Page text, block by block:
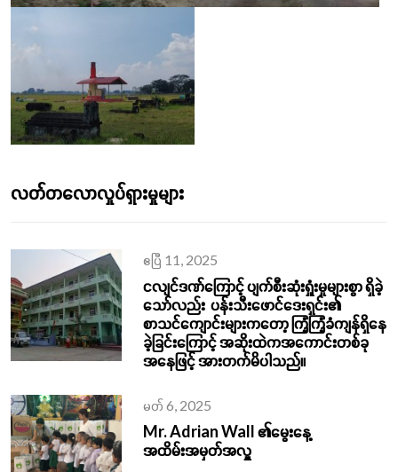
လတ်တလောလှုပ်ရှားမှုများ
ဧပြီ 11, 2025
ငလျင်ဒဏ်ကြောင့် ပျက်စီးဆုံးရှုံးမှုများစွာ ရှိခဲ့
သော်လည်း ပန်းသီးဖောင်ဒေးရှင်း၏
စာသင်ကျောင်းများကတော့ ကြံ့ကြံ့ခံကျန်ရှိနေ
ခဲ့ခြင်းကြောင့် အဆိုးထဲကအကောင်းတစ်ခု
အနေဖြင့် အားတက်မိပါသည်။
မတ် 6, 2025
Mr. Adrian Wall ၏မွေးနေ့
အထိမ်းအမှတ်အလှူ